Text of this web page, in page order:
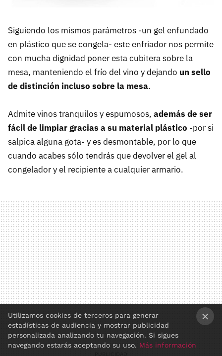
Siguiendo los mismos parámetros -un gel enfundado
en plástico que se congela- este enfriador nos permite
con mucha dignidad poner esta cubitera sobre la
mesa, manteniendo el frío del vino y dejando un sello
de distinción incluso sobre la mesa.
Admite vinos tranquilos y espumosos, además de ser
fácil de limpiar gracias a su material plástico -por si
salpica alguna gota- y es desmontable, por lo que
cuando acabes sólo tendrás que devolver el gel al
congelador y el recipiente a cualquier armario.
Utilizamos cookies de terceros para generar
estadísticas de audiencia y mostrar publicidad
personalizada analizando tu navegación. Si sigues
navegando estarás aceptando su uso. Más información